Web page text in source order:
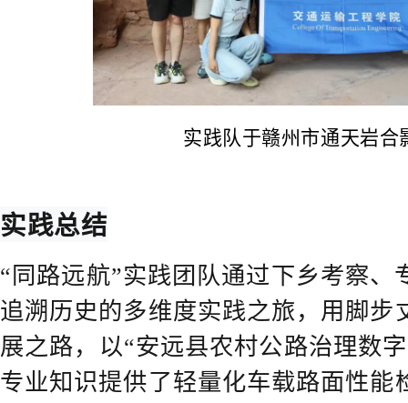
实践队于赣州市通天岩合
实践总结
“同路远航”实践团队通过下乡考察、
追溯历史的多维度实践之旅，用脚步
展之路，以“安远县农村公路治理数
专业知识提供了轻量化车载路面性能